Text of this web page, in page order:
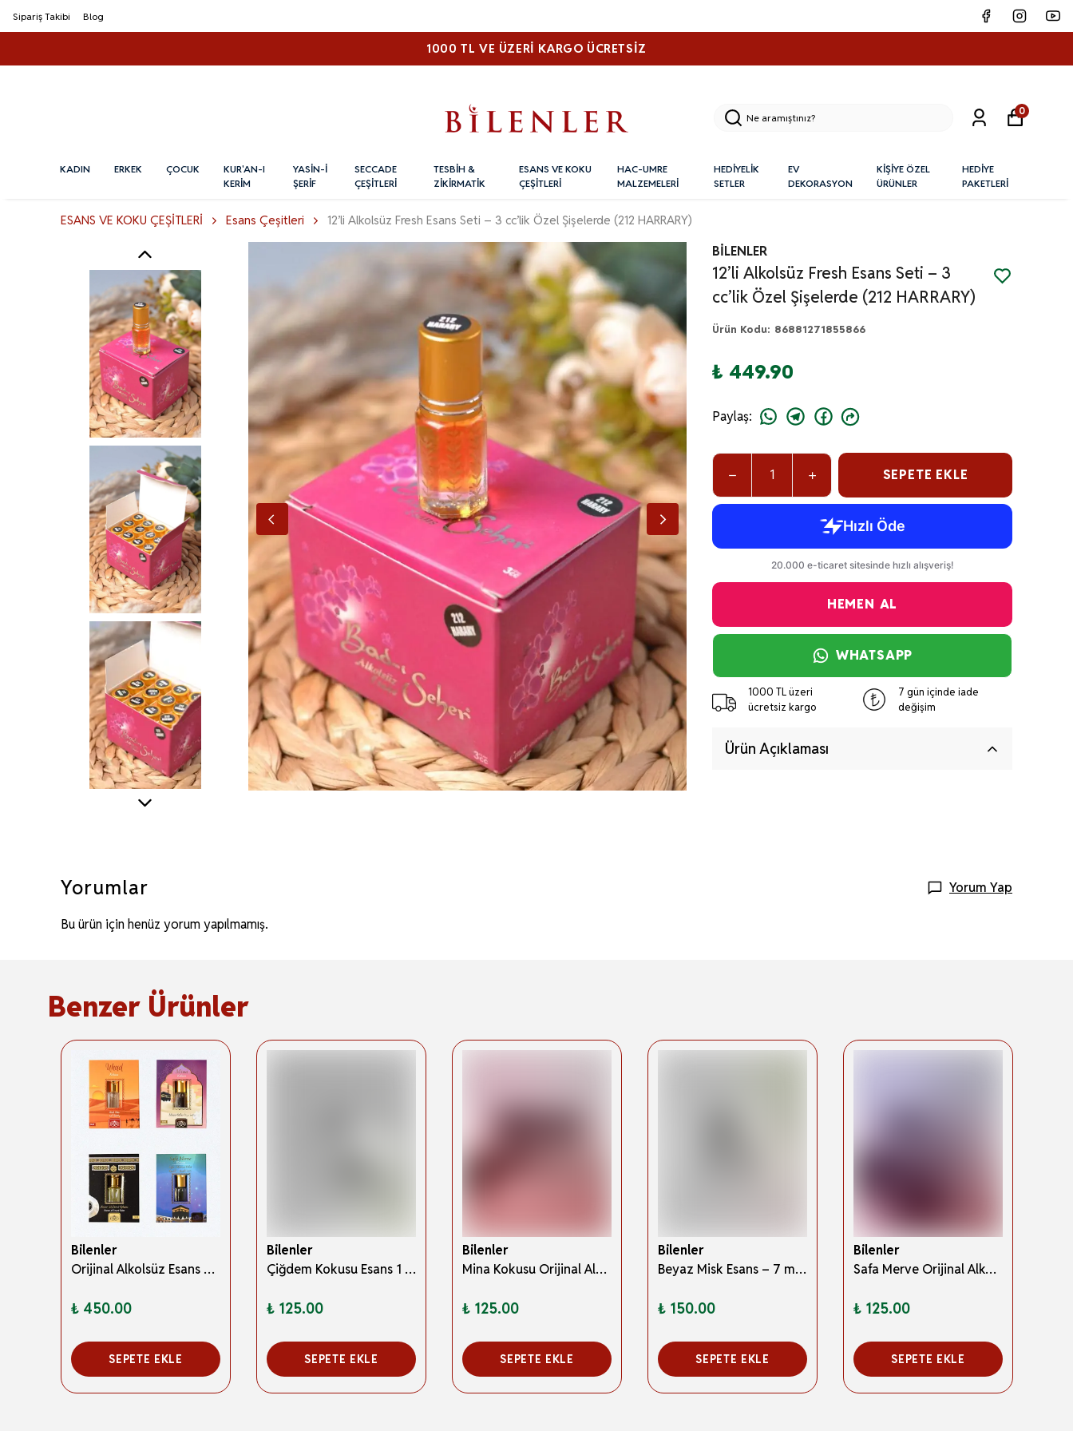
Sipariş Takibi Blog
1000 TL VE ÜZERI KARGO ÜCRETSİZ
KADIN ERKEK ÇOCUK
KUR'AN-I
KERİM
YASİN-İ
ŞERİF
SECCADE
ÇEŞİTLERİ
TESBİH &
ZİKİRMATİK
ESANS VE KOKU
ÇEŞİTLERİ
HAC-UMRE
MALZEMELERİ
HEDİYELİK
SETLER
EV
DEKORASYON
KİŞİYE ÖZEL
ÜRÜNLER
HEDİYE
PAKETLERİ
0
ESANS VE KOKU ÇEŞİTLERİ Esans Çeşitleri 12’li Alkolsüz Fresh Esans Seti – 3 cc’lik Özel Şişelerde (212 HARRARY)
BİLENLER
12’li Alkolsüz Fresh Esans Seti – 3
cc’lik Özel Şişelerde (212 HARRARY)
Ürün Kodu: 86881271855866
₺ 449.90
Paylaş:
SEPETE EKLE
HEMEN AL
WHATSAPP
1000 TL üzeri
ücretsiz kargo
7 gün içinde iade
değişim
Ürün Açıklaması
Yorumlar Yorum Yap
Bu ürün için henüz yorum yapılmamış.
Benzer Ürünler
Bilenler
Orijinal Alkolsüz Esans Set 4'lü
₺ 450.00
SEPETE EKLE
Bilenler
Çiğdem Kokusu Esans 1 Adet – 7 ml Roll-On Şişe, Kalıcı ve Ferah Koku, Alkolsüz Hac&Umre Hediyeliği
₺ 125.00
SEPETE EKLE
Bilenler
Mina Kokusu Orijinal Alkolsüz Esans
₺ 125.00
SEPETE EKLE
Bilenler
Beyaz Misk Esans – 7 ml Roll-On Şişe, Kalıcı ve Ferah Koku, Alkolsüz Hac&Umre Hediyeliği
₺ 150.00
SEPETE EKLE
Bilenler
Safa Merve Orijinal Alkolsüz Esans
₺ 125.00
SEPETE EKLE